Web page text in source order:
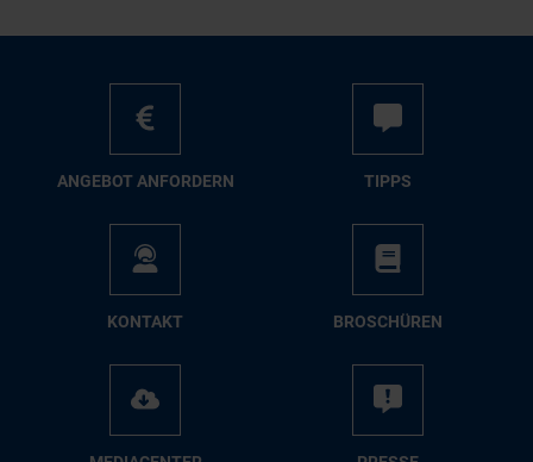
AN­GE­BOT AN­FOR­DERN TIPPS
KON­TAKT BRO­SCHÜ­REN